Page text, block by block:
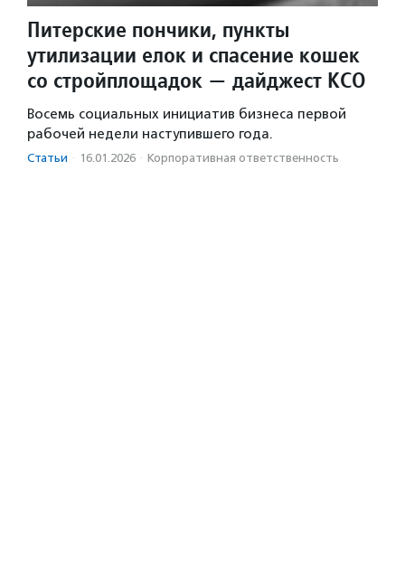
Питерские пончики, пункты
утилизации елок и спасение кошек
со стройплощадок — дайджест КСО
Восемь социальных инициатив бизнеса первой
рабочей недели наступившего года.
Статьи · 16.01.2026 · Корпоративная ответственность